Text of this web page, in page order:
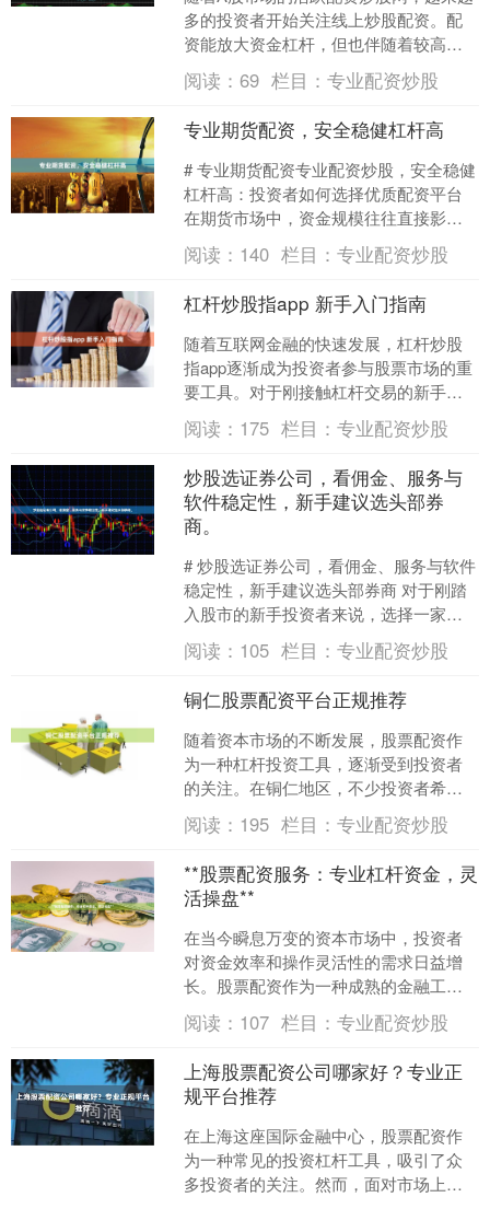
多的投资者开始关注线上炒股配资。配
资能放大资金杠杆，但也伴随着较高风
险。本文为您梳理线上配资的安全要
点，并推荐正规平台，帮助....
阅读：69 栏目：专业配资炒股
专业期货配资，安全稳健杠杆高
# 专业期货配资专业配资炒股，安全稳健
杠杆高：投资者如何选择优质配资平台
在期货市场中，资金规模往往直接影响
投资收益。对于许多投资者而言，期货
配资成为放大资金、....
阅读： 140 栏目：专业配资炒股
杠杆炒股指app 新手入门指南
随着互联网金融的快速发展，杠杆炒股
指app逐渐成为投资者参与股票市场的重
要工具。对于刚接触杠杆交易的新手来
说，了解其基本概念、操作流程及风险
控制至关重要。本文将....
阅读： 175 栏目：专业配资炒股
炒股选证券公司，看佣金、服务与
软件稳定性，新手建议选头部券
商。
# 炒股选证券公司，看佣金、服务与软件
稳定性，新手建议选头部券商 对于刚踏
入股市的新手投资者来说，选择一家合
适的证券公司是开启投资之路的第一
步。面对市场上上百家....
阅读： 105 栏目：专业配资炒股
铜仁股票配资平台正规推荐
随着资本市场的不断发展，股票配资作
为一种杠杆投资工具，逐渐受到投资者
的关注。在铜仁地区，不少投资者希望
通过配资放大收益，但面对市场上众多
的配资平台，如何选择正规....
阅读： 195 栏目：专业配资炒股
**股票配资服务：专业杠杆资金，灵
活操盘**
在当今瞬息万变的资本市场中，投资者
对资金效率和操作灵活性的需求日益增
长。股票配资作为一种成熟的金融工具
配资炒股网，正成为越来越多投资者优
化资金配置、放大收益潜力....
阅读： 107 栏目：专业配资炒股
上海股票配资公司哪家好？专业正
规平台推荐
在上海这座国际金融中心，股票配资作
为一种常见的投资杠杆工具，吸引了众
多投资者的关注。然而，面对市场上众